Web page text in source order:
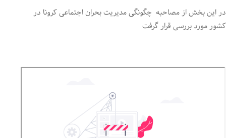
در این بخش از مصاحبه چگونگی مدیریت بحران اجتماعی کرونا در
کشور مورد بررسی قرار گرفت